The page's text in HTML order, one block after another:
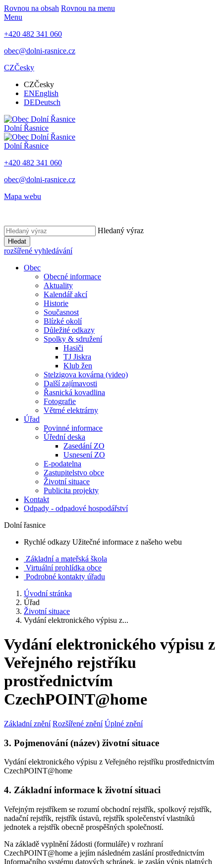
Rovnou na obsah Rovnou na menu
Menu
+420 482 341 060
obec@dolni-rasnice.cz
CZČesky
CZČesky
ENEnglish
DEDeutsch
Dolní Řasnice
Dolní Řasnice
+420 482 341 060
obec@dolni-rasnice.cz
Mapa webu
Hledaný výraz
Hledat
rozšířené vyhledávání
Obec
Obecné informace
Aktuality
Kalendář akcí
Historie
Současnost
Blízké okolí
Důležité odkazy
Spolky & sdružení
Hasiči
TJ Jiskra
Klub žen
Stelzigova kovárna (video)
Další zajímavosti
Řasnická kovadlina
Fotografie
Větrné elektrárny
Úřad
Povinné informace
Úřední deska
Zasedání ZO
Usnesení ZO
E-podatelna
Zastupitelstvo obce
Životní situace
Publicita projekty
Kontakt
Odpady - odpadové hospodářství
Dolní řasnice
Rychlé odkazy Užitečné informace z našeho webu
Základní a mateřská škola
Virtuální prohlídka obce
Podrobné kontakty úřadu
Úvodní stránka
Úřad
Životní situace
Vydání elektronického výpisu z...
Vydání elektronického výpisu z
Veřejného rejstříku
prostřednictvím
CzechPOINT@home
Základní znění Rozšířené znění Úplné znění
3. Pojmenování (název) životní situace
Vydání elektronického výpisu z Veřejného rejstříku prostřednictvím
CzechPOINT@home
4. Základní informace k životní situaci
Veřejným rejstříkem se rozumí obchodní rejstřík, spolkový rejstřík,
nadační rejstřík, rejstřík ústavů, rejstřík společenství vlastníků
jednotek a rejstřík obecně prospěšných společností.
Na základě vyplnění žádosti (formuláře) v rozhraní
CzechPOINT@home a jejím následném zaslání prostřednictvím
Informačního systému datových schránek, je zaslán výpis platných